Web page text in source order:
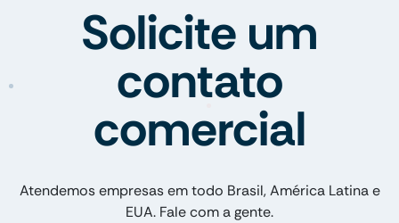
Solicite um
contato
comercial
Atendemos empresas em todo Brasil, América Latina e
EUA. Fale com a gente.